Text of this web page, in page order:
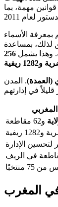
مهمة، بما
بمعرفة الأسماء
لذلك، بمساعدة
. وهذا يشمل 256
ريفية
(العمدة). المدن
في المغرب